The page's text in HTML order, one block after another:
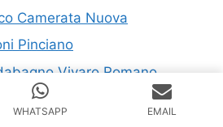
Camerata Nuova
Pinciano
Vivaro Romano
Nettuno
WHATSAPP EMAIL